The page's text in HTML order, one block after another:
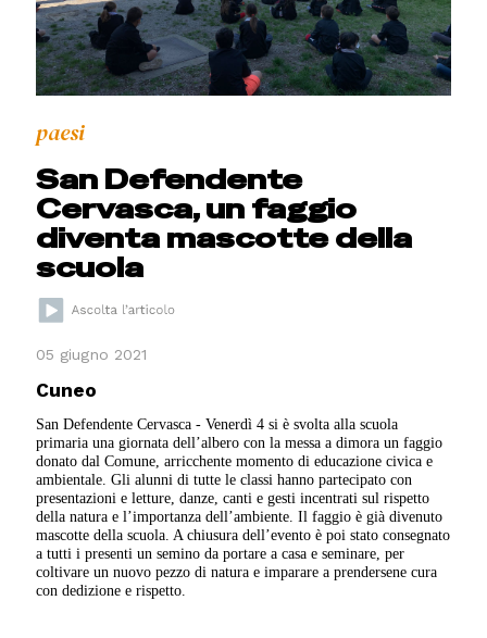
paesi
San Defendente
Cervasca, un faggio
diventa mascotte della
scuola
05 giugno 2021
Cuneo
San Defendente Cervasca - Venerdì 4 si è svolta alla scuola
primaria una giornata dell’albero con la messa a dimora un faggio
donato dal Comune, arricchente momento di educazione civica e
ambientale. Gli alunni di tutte le classi hanno partecipato con
presentazioni e letture, danze, canti e gesti incentrati sul rispetto
della natura e l’importanza dell’ambiente. Il faggio è già divenuto
mascotte della scuola. A chiusura dell’evento è poi stato consegnato
a tutti i presenti un semino da portare a casa e seminare, per
coltivare un nuovo pezzo di natura e imparare a prendersene cura
con dedizione e rispetto.